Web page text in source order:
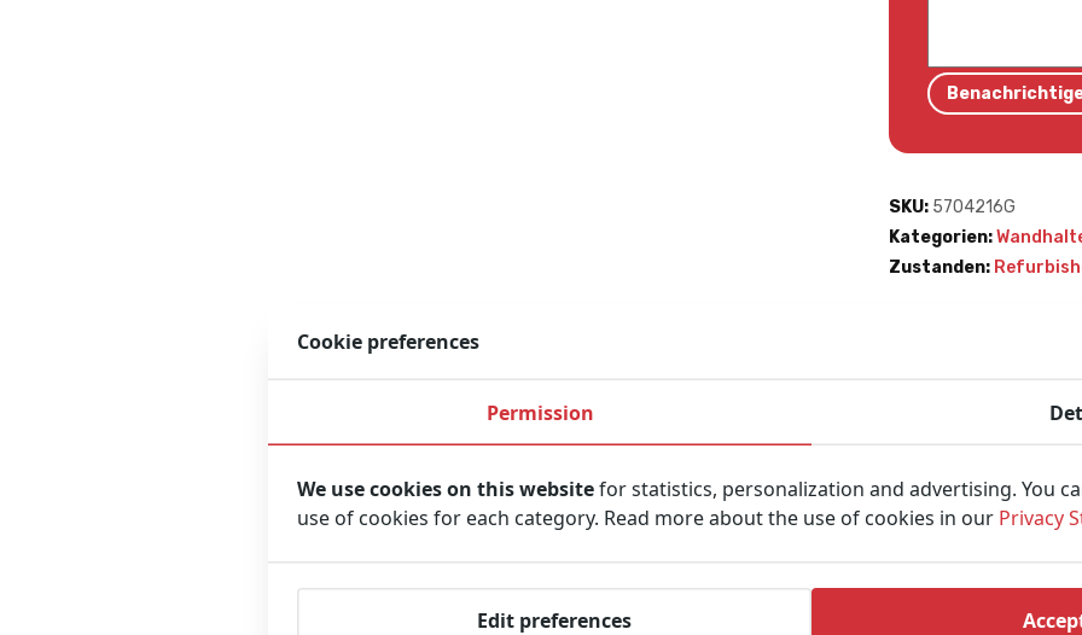
SKU: 5704216G
Kategorien:
Zustanden:
Hochwertige
Experten im
9,0
Cookie preferences
Permission
We use cookies on this websitefor statistics, personalization and advertising. You
use of cookies for each category. Read more about the use of cookies in our Privacy
Edit preferences